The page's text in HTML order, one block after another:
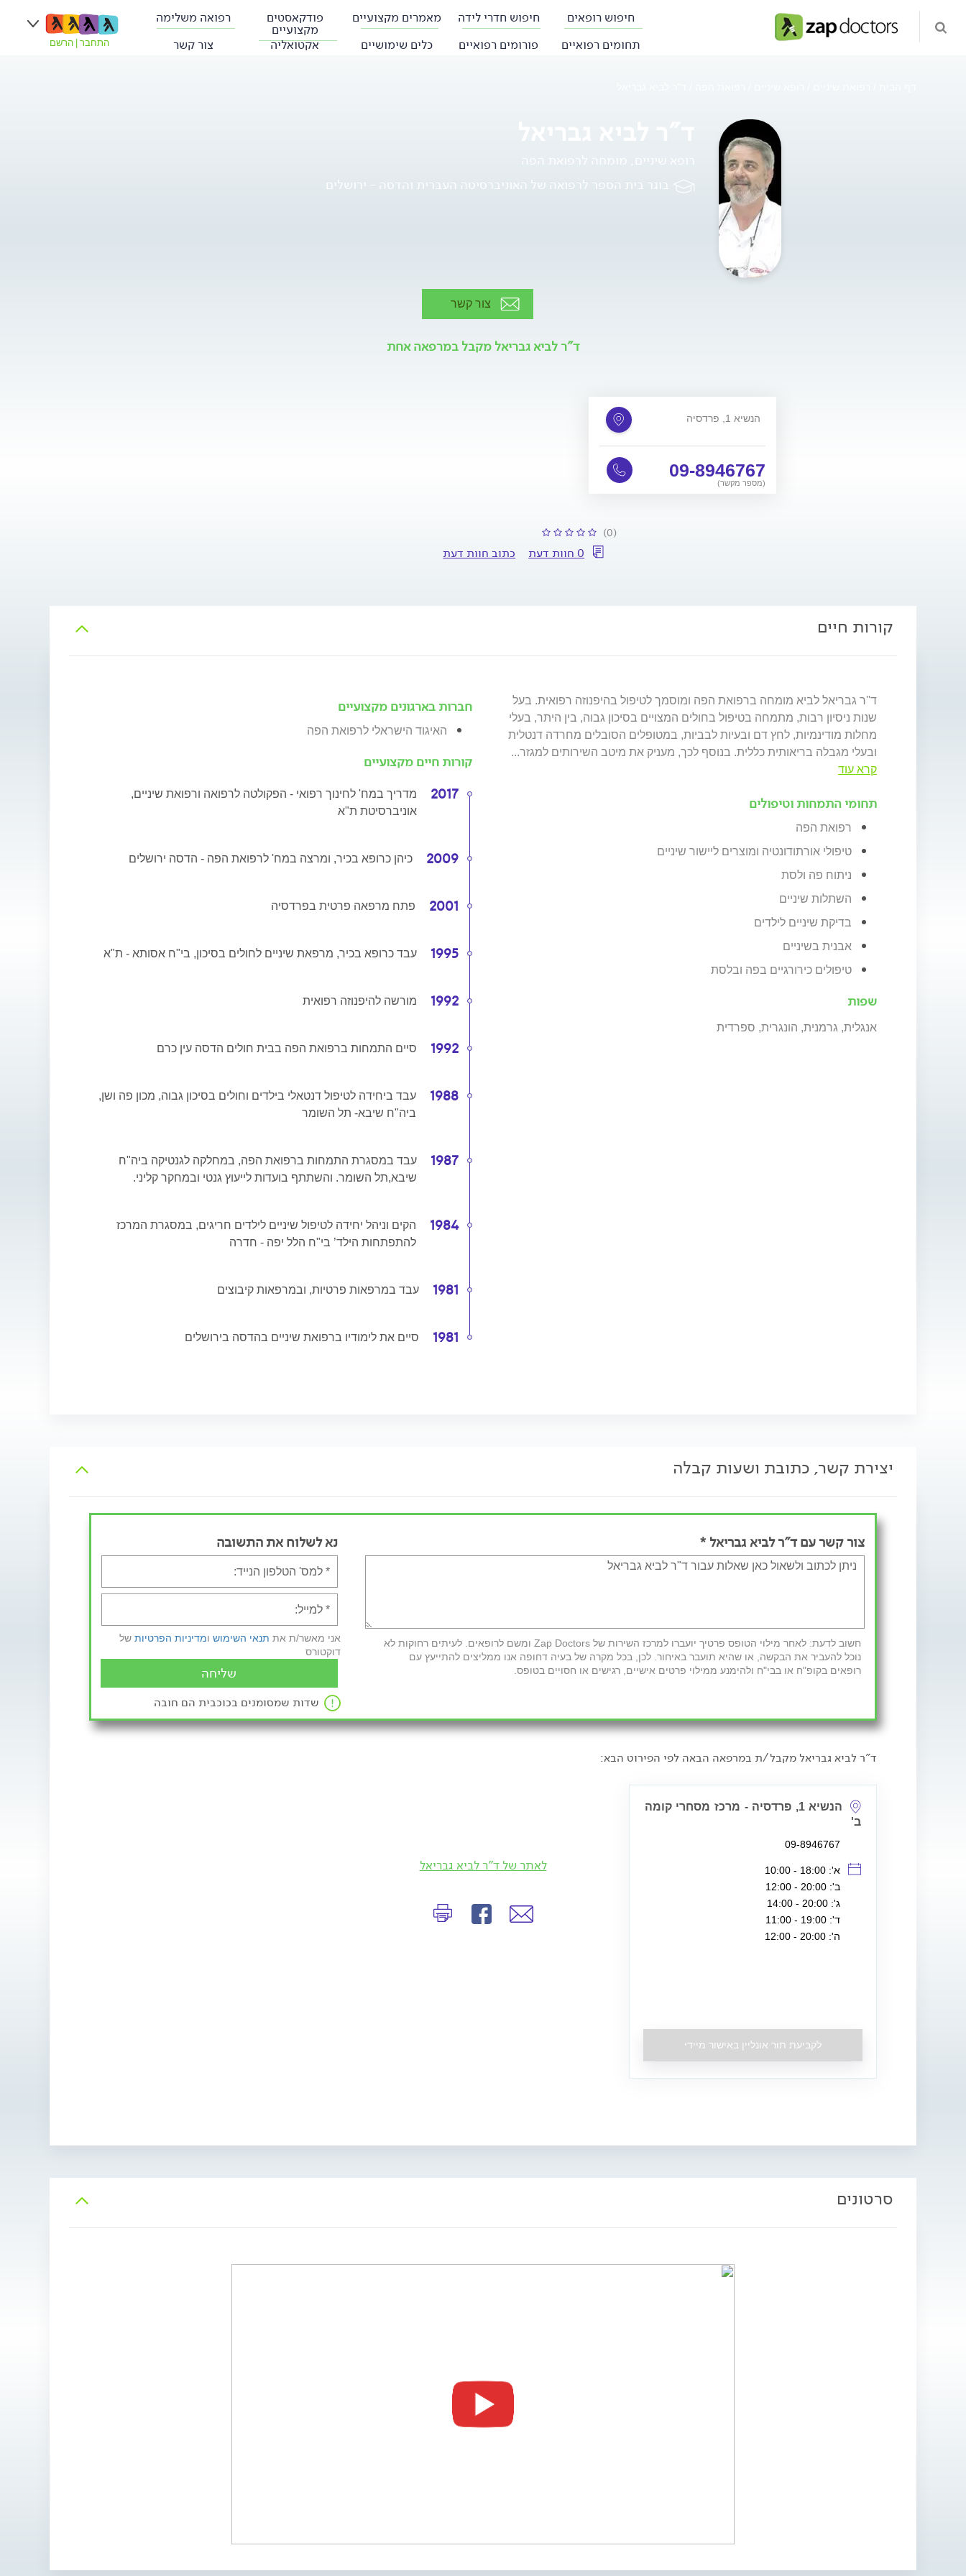
חיפוש רופאים חיפוש חדרי לידה מאמרים מקצועיים פודקאסטים
מקצועיים
רפואה משלימה
תחומים רפואיים
פורומים רפואיים כלים שימושיים אקטואליה צור קשר התחבר הרשם
רופא שיניים, מומחה לרפואת הפה
בוגר בית הספר לרפואה של האוניברסיטה העברית והדסה - ירושלים
צור קשר
ד"ר לביא גבריאל מקבל במרפאה אחת
הנשיא 1, פרדסיה
09-8946767
(מספר מקשר)
(0)
0 חוות דעת כתוב חוות דעת
קורות חיים
ד''ר גבריאל לביא מומחה ברפואת הפה ומוסמך לטיפול בהיפנוזה רפואית. בעל
שנות ניסיון רבות, מתמחה בטיפול בחולים המצויים בסיכון גבוה, בין היתר, בעלי
מחלות מודינמיות, לחץ דם ובעיות לבביות, במטופלים הסובלים מחרדה דנטלית
ובעלי מגבלה בריאותית כללית. בנוסף לכך, מעניק את מיטב השירותים למגזר...
קרא עוד
תחומי התמחות וטיפולים
רפואת הפה
טיפולי אורתודונטיה ומוצרים ליישור שיניים
ניתוח פה ולסת
השתלות שיניים
בדיקת שיניים לילדים
אבנית בשיניים
טיפולים כירורגיים בפה ובלסת
שפות
אנגלית, גרמנית, הונגרית, ספרדית
חברות בארגונים מקצועיים
האיגוד הישראלי לרפואת הפה
קורות חיים מקצועיים
2017
מדריך במח' לחינוך רפואי - הפקולטה לרפואה ורפואת שיניים,
אוניברסיטת ת"א
2009 כיהן כרופא בכיר, ומרצה במח' לרפואת הפה - הדסה ירושלים
2001 פתח מרפאה פרטית בפרדסיה
1995 עבד כרופא בכיר, מרפאת שיניים לחולים בסיכון, בי"ח אסותא - ת"א
1992 מורשה להיפנוזה רפואית
1992 סיים התמחות ברפואת הפה בבית חולים הדסה עין כרם
1988
עבד ביחידה לטיפול דנטאלי בילדים וחולים בסיכון גבוה, מכון פה ושן,
ביה"ח שיבא- תל השומר
1987
עבד במסגרת התמחות ברפואת הפה, במחלקה לגנטיקה ביה"ח
שיבא,תל השומר. והשתתף בועדות לייעוץ גנטי ובמחקר קליני.
1984
הקים וניהל יחידה לטיפול שיניים לילדים חריגים, במסגרת המרכז
להתפתחות הילד’ בי"ח הלל יפה - חדרה
1981 עבד במרפאות פרטיות, ובמרפאות קיבוצים
1981 סיים את לימודיו ברפואת שיניים בהדסה בירושלים
יצירת קשר, כתובת ושעות קבלה
צור קשר עם ד"ר לביא גבריאל *
חשוב לדעת: לאחר מילוי הטופס פרטיך יועברו למרכז השירות של Zap Doctors ומשם לרופאים. לעיתים רחוקות לא
נוכל להעביר את הבקשה, או שהיא תועבר באיחור. לכן, בכל מקרה של בעיה דחופה אנו ממליצים להתייעץ עם
רופאים בקופ"ח או בבי"ח ולהימנע ממילוי פרטים אישיים, רגישים או חסויים בטופס.
נא לשלוח את התשובה
אני מאשר/ת את תנאי השימוש ומדיניות הפרטיות של
דוקטורס
שליחה
שדות שמסומנים בכוכבית הם חובה
ד"ר לביא גבריאל מקבל/ת במרפאה הבאה לפי הפירוט הבא:
הנשיא 1, פרדסיה - מרכז מסחרי קומה
ב'
09-8946767
א': 18:00 - 10:00
ב': 20:00 - 12:00
ג': 20:00 - 14:00
ד': 19:00 - 11:00
ה': 20:00 - 12:00
לקביעת תור אונליין באישור מיידי
לאתר של ד"ר לביא גבריאל
סרטונים